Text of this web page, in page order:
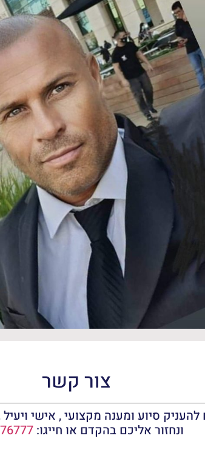
צור קשר
סיוע ומענה מקצועי , אישי
ונחזור אליכם בהקדם או חייגו: